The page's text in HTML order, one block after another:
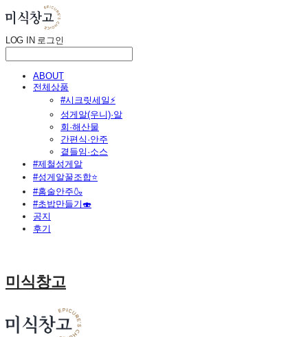
LOG IN 로그인
ABOUT
전체상품
#시크릿세일⚡
성게알(우니)·알
회·해산물
간편식·안주
곁들임·소스
#제철성게알
#성게알꿀조합⭐
#홈술안주🍶
#초밥만들기🍣
공지
후기
미식창고